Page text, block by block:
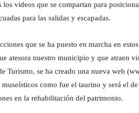
los videos que se compartan para
para las salidas y escapadas.
que se ha puesto en marcha en
atesora nuestro municipio y que atraen
Turismo, se ha creado una nueva web
como fue el taurino y será el
en la rehabilitación del patrimonio.